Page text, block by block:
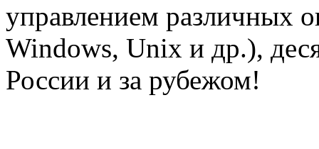
управлением различных
Windows, Unix и др.),
России и за рубежом!